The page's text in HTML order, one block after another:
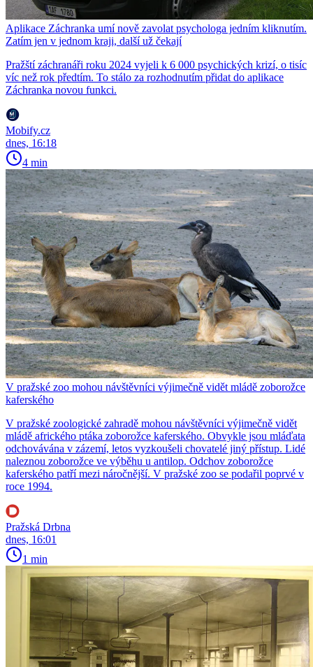
Aplikace Záchranka umí nově zavolat psychologa jedním kliknutím.
Zatím jen v jednom kraji, další už čekají
Pražští záchranáři roku 2024 vyjeli k 6 000 psychických krizí, o tisíc
víc než rok předtím. To stálo za rozhodnutím přidat do aplikace
Záchranka novou funkci.
Mobify.cz
dnes, 16:18
4 min
V pražské zoo mohou návštěvníci výjimečně vidět mládě zoborožce
kaferského
V pražské zoologické zahradě mohou návštěvníci výjimečně vidět
mládě afrického ptáka zoborožce kaferského. Obvykle jsou mláďata
odchovávána v zázemí, letos vyzkoušeli chovatelé jiný přístup. Lidé
naleznou zoborožce ve výběhu u antilop. Odchov zoborožce
kaferského patří mezi náročnější. V pražské zoo se podařil poprvé v
roce 1994.
Pražská Drbna
dnes, 16:01
1 min